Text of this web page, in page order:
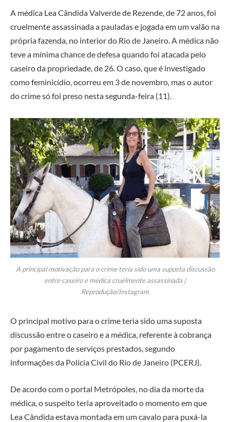
A médica Lea Cândida Valverde de Rezende, de 72 anos, foi
cruelmente assassinada a pauladas e jogada em um valão na
própria fazenda, no interior do Rio de Janeiro. A médica não
teve a mínima chance de defesa quando foi atacada pelo
caseiro da propriedade, de 26. O caso, que é investigado
como feminicídio, ocorreu em 3 de novembro, mas o autor
do crime só foi preso nesta segunda-feira (11).
A principal motivação para o crime teria sido uma suposta discussão
entre caseiro e médica cruelmente assassinada |
Reprodução/Instagram
O principal motivo para o crime teria sido uma suposta
discussão entre o caseiro e a médica, referente à cobrança
por pagamento de serviços prestados, segundo
informações da Polícia Civil do Rio de Janeiro (PCERJ).
De acordo com o portal Metrópoles, no dia da morte da
médica, o suspeito teria aproveitado o momento em que
Lea Cândida estava montada em um cavalo para puxá-la